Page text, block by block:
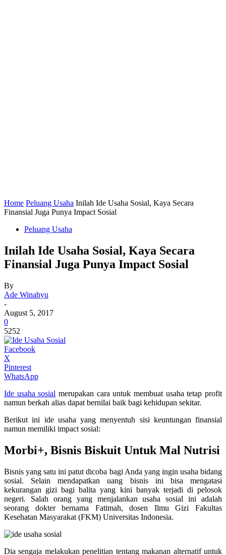
Home Peluang Usaha Inilah Ide Usaha Sosial, Kaya Secara
Finansial Juga Punya Impact Sosial
Peluang Usaha
Inilah Ide Usaha Sosial, Kaya Secara
Finansial Juga Punya Impact Sosial
By
Ade Winahyu
-
August 5, 2017
0
5252
Facebook
X
Pinterest
WhatsApp
Ide usaha sosial merupakan cara untuk membuat usaha tetap profit
namun berkah alias dapat bernilai baik bagi kehidupan sekitar.
Berikut ini ide usaha yang menyentuh sisi keuntungan finansial
namun memiliki impact sosial:
Morbi+, Bisnis Biskuit Untuk Mal Nutrisi
Bisnis yang satu ini patut dicoba bagi Anda yang ingin usaha bidang
sosial. Selain mendapatkan uang bisnis ini bisa mengatasi
kekurangan gizi bagi balita yang kini banyak terjadi di pelosok
negeri. Salah orang yang menjalankan usaha sosial ini adalah
seorang dokter bernama Fatimah, dosen Ilmu Gizi Fakultas
Kesehatan Masyarakat (FKM) Universitas Indonesia.
Dia sengaja melakukan penelitian tentang makanan alternatif untuk